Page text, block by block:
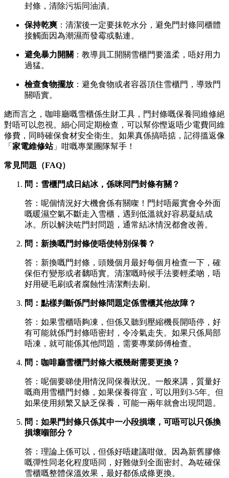
封條，清除污垢同油漬。
保持乾爽 ：清潔後一定要抹乾水分，避免門封條同櫃體
接觸面因為潮濕而發霉或黏連。
避免暴力開關 ：教導員工開關雪櫃門要溫柔，唔好用力
過猛。
檢查食物擺放 ：避免食物或者容器頂住雪櫃門，導致門
關唔實。
總而言之，咖啡廳嘅雪櫃係生財工具，門封條嘅保養同維修絕
對唔可以忽視。細心同定期檢查，可以幫你慳返唔少電費同維
修費，同時確保食材安全衛生。如果真係搞唔掂，記得搵返像
「 家電維修站」咁嘅專業團隊幫手！
常見問題（FAQ）
問：雪櫃門成日結冰，係咪同門封條有關？
答：呢個情況好大機會係有關㗎！門封唔嚴實會令外面
嘅暖濕空氣不斷走入雪櫃，遇到低溫就好容易凝結成
冰。所以解決咗門封問題，通常結冰情況都會改善。
問：新換嘅門封條使唔使特別保養？
答：新換嘅門封條，頭幾個月最好每個月檢查一下，確
保佢冇變形或者黐唔實。清潔嘅時候手法要輕柔啲，唔
好用硬毛刷或者腐蝕性清潔劑去刷。
問：點樣判斷係門封條問題定係雪櫃其他故障？
答：如果雪櫃唔夠凍，但係又聽到壓縮機長開唔停，好
有可能就係門封條唔密封，令冷氣走失。如果只係局部
唔凍，就可能係其他問題，需要專業師傅檢查。
問：咖啡廳雪櫃門封條大概幾耐需要更換？
答：呢個要睇使用情況同保養狀況。一般來講，質量好
嘅商用雪櫃門封條，如果保養得宜，可以用到3-5年。但
如果使用頻繁又缺乏保養，可能一兩年就會出現問題。
問：如果門封條只係其中一小段損壞，可唔可以只係換
損壞嗰部分？
答：理論上係可以，但係好唔建議咁做。因為新舊膠條
嘅彈性同老化程度唔同，好難做到全面密封。為咗確保
雪櫃嘅整體保溫效果，最好都係成條更換。